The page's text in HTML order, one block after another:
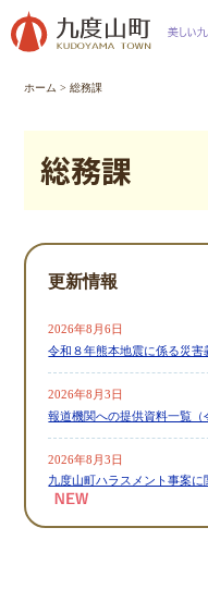
文
ホーム >総務課
総務課
更新情報
2026年8月6日
令和８年熊本地震に係る災害
2026年8月3日
報道機関への提供資料一覧（
2026年8月3日
九度山町ハラスメント事案